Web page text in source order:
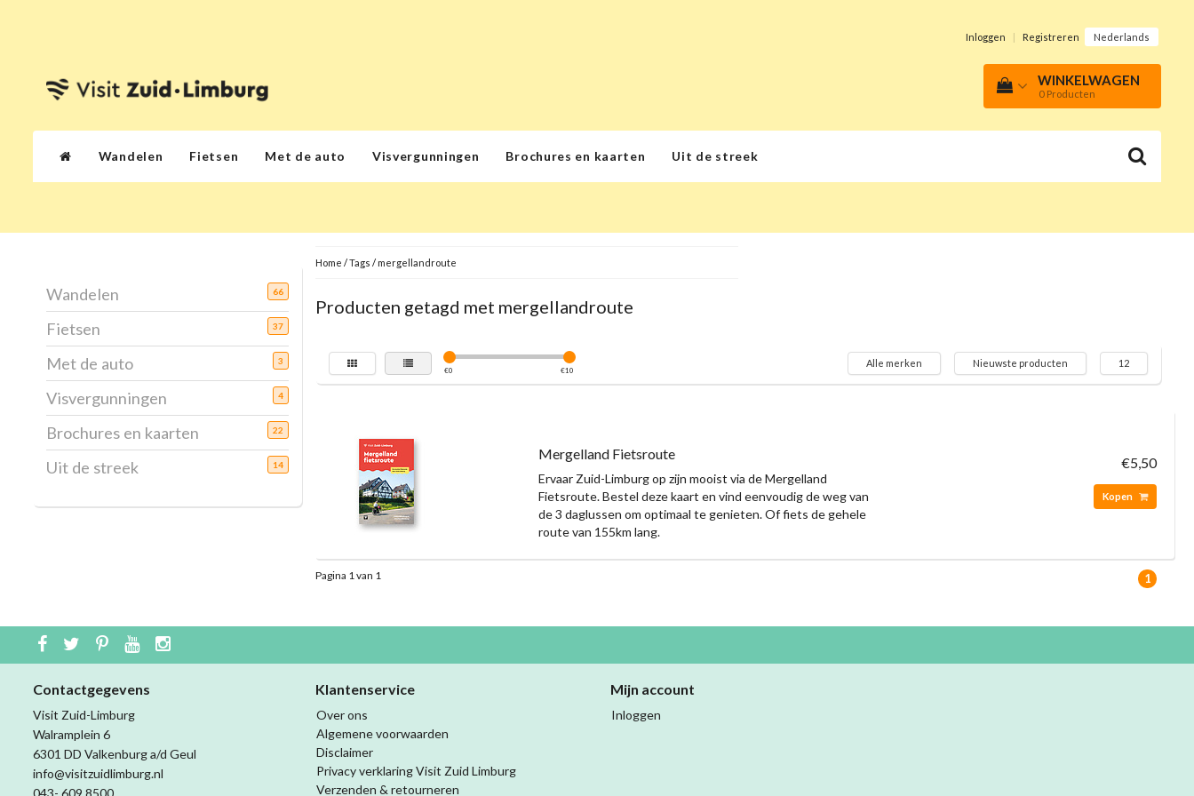
Inloggen | Registreren Nederlands
WINKELWAGEN
0 Producten
Wandelen Fietsen Met de auto Visvergunningen Brochures en kaarten Uit de streek
Wandelen 66
Fietsen 37
Met de auto 3
Visvergunningen 4
Brochures en kaarten 22
Uit de streek 14
Home /Tags / mergellandroute
Producten getagd met mergellandroute
€0 €10
Alle merken Nieuwste producten 12
Mergelland Fietsroute
Ervaar Zuid-Limburg op zijn mooist via de Mergelland
Fietsroute. Bestel deze kaart en vind eenvoudig de weg van
de 3 daglussen om optimaal te genieten. Of fiets de gehele
route van 155km lang.
€5,50
Kopen
Pagina 1 van 1 1
Contactgegevens
Visit Zuid-Limburg
Walramplein 6
6301 DD Valkenburg a/d Geul
info@visitzuidlimburg.nl
Klantenservice
Over ons
Algemene voorwaarden
Disclaimer
Privacy verklaring Visit Zuid Limburg
Verzenden & retourneren
Mijn account
Inloggen